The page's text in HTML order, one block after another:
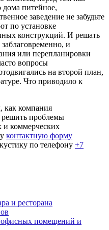
дома питейное,
заведение не забудьте
по установке
конструкций. И решать
и
или перепланировки
вопросы
на второй план,
Что приводило к
как компания
решить проблемы
и коммерческих
контактную форму
по телефону +7
и ресторана
помещений и